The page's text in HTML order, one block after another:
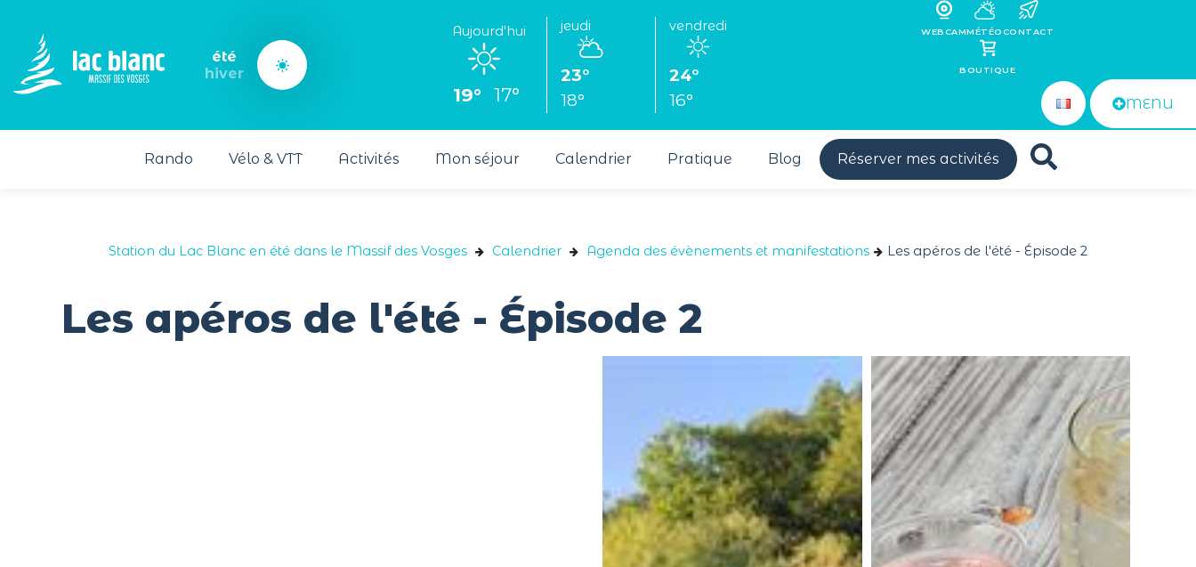
été
hiver
Aujourd'hui
19° 17°
jeudi
23°
18°
vendredi
24°
16°
WEBCAMMÉTÉOCONTACT
BOUTIQUE
MENU
Rando Vélo & VTT Activités Mon séjour Calendrier Pratique Blog Réserver mes activités
Station du Lac Blanc en été dans le Massif des Vosges Calendrier Agenda des évènements et manifestations Les apéros de l'été - Épisode 2
Les apéros de l'été - Épisode 2